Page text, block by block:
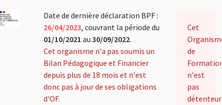
Date de dernière déclaration BPF :
26/04/2023, couvrant la période du
01/10/2021 au 30/09/2022.
Cet organisme n'a pas soumis un
Bilan Pédagogique et Financier
depuis plus de 18 mois et n'est
donc pas à jour de ses obligations
d'OF.
Cet
de
n'est
pas
détenteur